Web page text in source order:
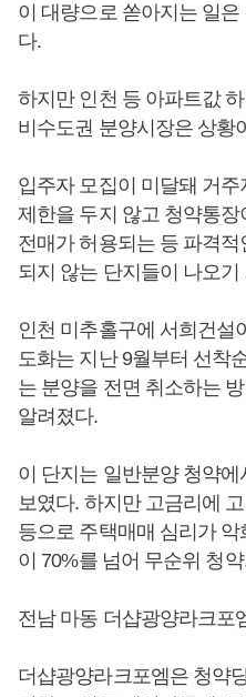
이 대량으로 쏟아지는 일
다.
하지만 인천 등 아파트값
비수도권 분양시장은 상황
입주자 모집이 미달돼 거
제한을 두지 않고 청약통
전매가 허용되는 등 파격적
되지 않는 단지들이 나오기
인천 미추홀구에 서희건설
도화는 지난 9월부터 선착
는 분양을 전면 취소하는
알려졌다.
이 단지는 일반분양 청약
보였다. 하지만 고금리에
등으로 주택매매 심리가
이 70%를 넘어 무순위 청
전남 마동 더샵광양라크포
더샵광양라크포엠은 청약